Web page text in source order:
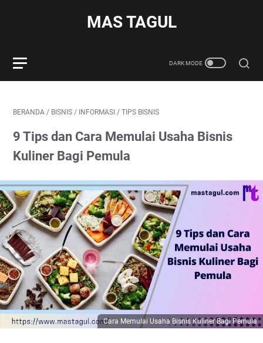
MAS TAGUL
BERANDA / BISNIS / INFORMASI / TIPS BISNIS
9 Tips dan Cara Memulai Usaha Bisnis
Kuliner Bagi Pemula
Cara Memulai Usaha Bisnis Kuliner Bagi Pemula